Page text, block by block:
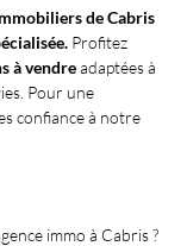
de Cabris
Profitez
à vendre adaptées à
Pour une
confiance à notre
immo à Cabris ?